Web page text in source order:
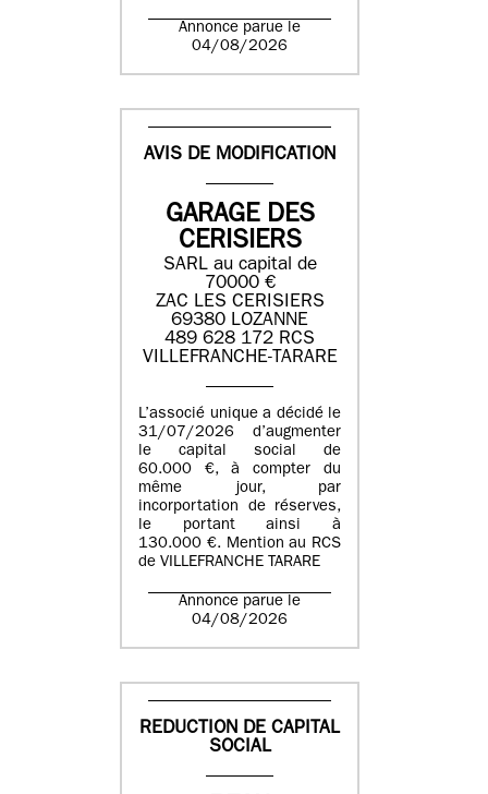
Annonce parue le
04/08/2026
AVIS DE MODIFICATION
GARAGE DES
CERISIERS
SARL au capital de
70000 €
ZAC LES CERISIERS
69380 LOZANNE
489 628 172 RCS
VILLEFRANCHE-TARARE
L’associé unique a décidé le
31/07/2026 d’augmenter
le capital social de
60.000 €, à compter du
même jour, par
incorportation de réserves,
le portant ainsi à
130.000 €. Mention au RCS
de VILLEFRANCHE TARARE
Annonce parue le
04/08/2026
REDUCTION DE CAPITAL
SOCIAL